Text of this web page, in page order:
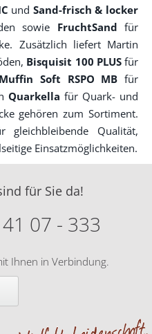
und Sand-frisch & locker
sowie FruchtSand für
Zusätzlich liefert Martin
Bisquisit 100 PLUSfür
Muffin Soft RSPO MB für
Quarkella für Quark- und
gehören zum Sortiment.
gleichbleibende Qualität,
Einsatzmöglichkeiten.
für Sie da!
07 - 333
Ihnen in Verbindung.